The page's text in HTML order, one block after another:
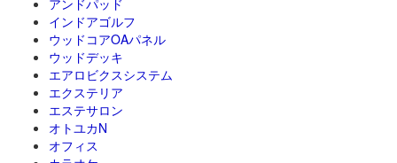
アンドパッド
インドアゴルフ
ウッドコアOAパネル
ウッドデッキ
エアロビクスシステム
エクステリア
エステサロン
オトユカN
オフィス